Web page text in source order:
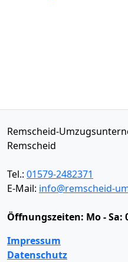
Remscheid-
Remscheid
Tel.: 01579-2482371
E-Mail: info@remscheid-
Öffnungszeiten: Mo - Sa:
Impressum
Datenschutz